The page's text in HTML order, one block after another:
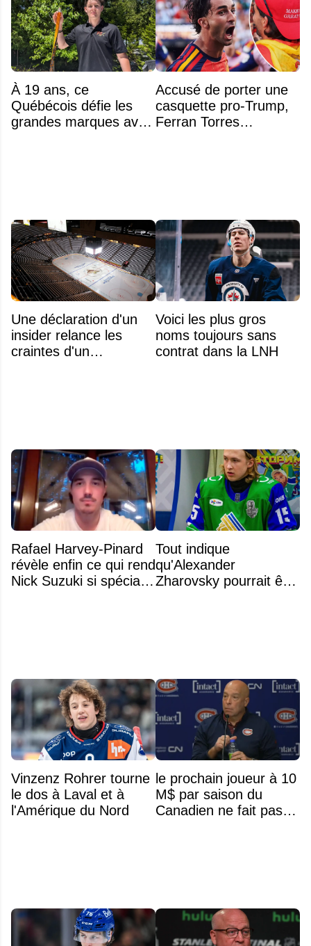
À 19 ans, ce
Québécois défie les
grandes marques avec
Accusé de porter une
casquette pro-Trump,
Ferran Torres
Une déclaration d'un
insider relance les
craintes d'un
Voici les plus gros
noms toujours sans
contrat dans la LNH
Rafael Harvey-Pinard
révèle enfin ce qui rend
Nick Suzuki si spécial
Tout indique
qu'Alexander
Zharovsky pourrait être
Vinzenz Rohrer tourne
le dos à Laval et à
l'Amérique du Nord
le prochain joueur à 10
M$ par saison du
Canadien ne fait pas